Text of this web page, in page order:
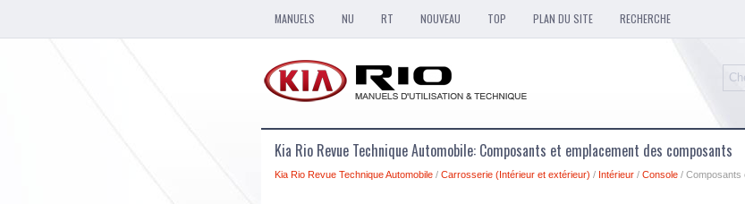
MANUELS NU RT NOUVEAU TOP PLAN DU SITE RECHERCHE
Kia Rio Revue Technique Automobile: Composants et emplacement des composants
Kia Rio Revue Technique Automobile / Carrosserie (Intérieur et extérieur) / Intérieur / Console / Composants